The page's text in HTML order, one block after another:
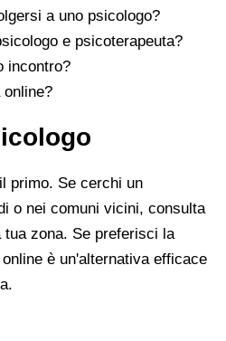
a uno psicologo?
e psicoterapeuta?
incontro?
primo. Se cerchi un
o nei comuni vicini, consulta
tua zona. Se preferisci la
è un'alternativa efficace